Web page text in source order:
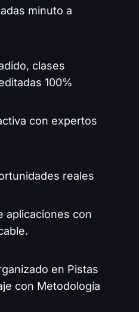
minuto a
clases
100%
con expertos
reales
aplicaciones con
en Pistas
con Metodología